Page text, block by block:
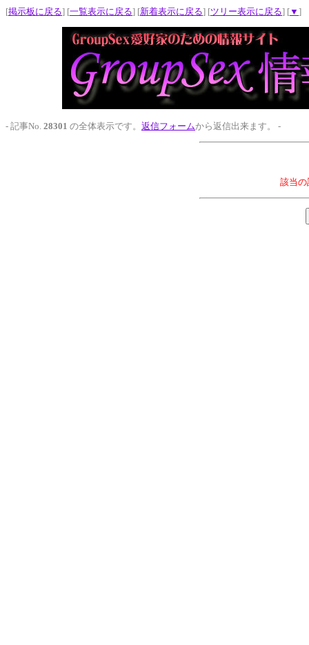
[掲示板に戻る] [一覧表示に戻る] [新着表示に戻る] [ツリー表示に戻る] [▼ ]
- 記事No. 28301 の全体表示です。 返信フォームから返信出来ます。 -
該当の